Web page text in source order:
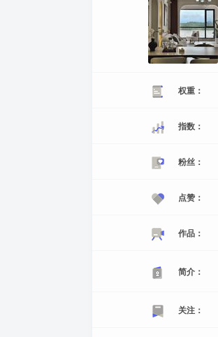
权重：
指数：
粉丝：
点赞：
作品：
简介：
关注：